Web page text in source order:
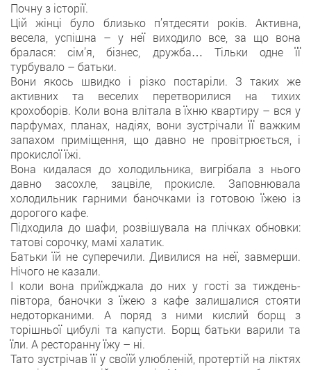
Почну з історії.
Цій жінці було близько п’ятдесяти років. Активна,
весела, успішна – у неї виходило все, за що вона
бралася: сім’я, бізнес, дружба… Тільки одне її
турбувало – батьки.
Вони якось швидко і різко постаріли. З таких же
активних та веселих перетворилися на тихих
крохоборів. Коли вона влітала в їхню квартиру – вся у
парфумах, планах, надіях, вони зустрічали її важким
запахом приміщення, що давно не провітрюється, і
прокислої їжі.
Вона кидалася до холодильника, вигрібала з нього
давно засохле, зацвіле, прокисле. Заповнювала
холодильник гарними баночками із готовою їжею із
дорогого кафе.
Підходила до шафи, розвішувала на плічках обновки:
татові сорочку, мамі халатик.
Батьки їй не суперечили. Дивилися на неї, завмерши.
Нічого не казали.
І коли вона приїжджала до них у гості за тиждень-
півтора, баночки з їжею з кафе залишалися стояти
недоторканими. А поряд з ними кислий борщ з
торішньої цибулі та капусти. Борщ батьки варили та
їли. А ресторанну їжу – ні.
Тато зустрічав її у своїй улюбленій, протертій на ліктях